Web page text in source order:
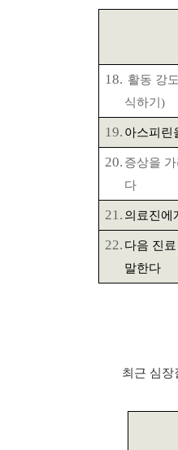
18. 활동 강
식하기)
19. 아스피린
20. 증상을
다
21. 의료진에
22. 다음 진
말한다
최근 심장